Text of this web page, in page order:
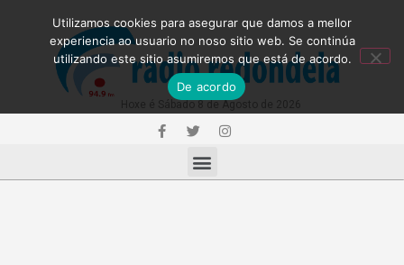
Utilizamos cookies para asegurar que damos a mellor
experiencia ao usuario no noso sitio web. Se continúa
utilizando este sitio asumiremos que está de acordo.
De acordo